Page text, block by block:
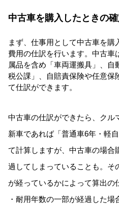
中古車を購入したときの
まず、仕事用として中古車を購
費用の仕訳を行います。中古車
属品を含め「車両運搬具」、自
税公課」、自賠責保険や任意保
て仕訳ができます。
中古車の仕訳ができたら、クル
新車であれば「普通車6年・軽
て計算しますが、中古車の場合
過してしまっていることも。そ
が経っているかによって算出の
・耐用年数の一部が経過した